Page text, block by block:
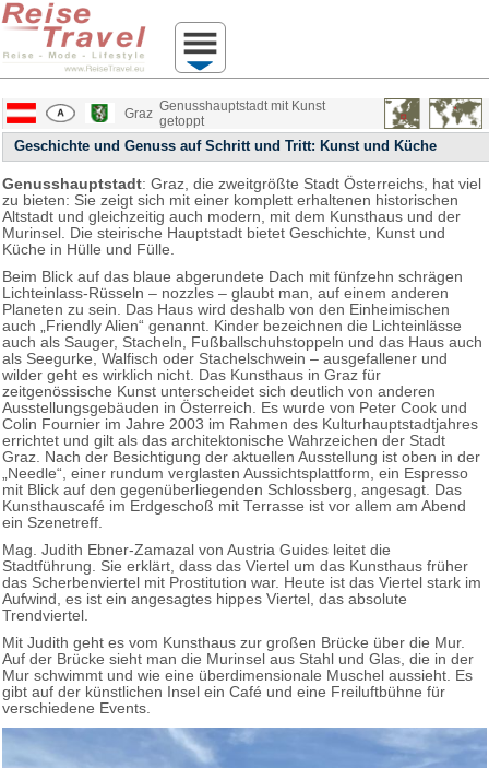
Graz Genusshauptstadt mit Kunst
getoppt
Geschichte und Genuss auf Schritt und Tritt: Kunst und Küche
Genusshauptstadt: Graz, die zweitgrößte Stadt Österreichs, hat viel
zu bieten: Sie zeigt sich mit einer komplett erhaltenen historischen
Altstadt und gleichzeitig auch modern, mit dem Kunsthaus und der
Murinsel. Die steirische Hauptstadt bietet Geschichte, Kunst und
Küche in Hülle und Fülle.
Beim Blick auf das blaue abgerundete Dach mit fünfzehn schrägen
Lichteinlass-Rüsseln – nozzles – glaubt man, auf einem anderen
Planeten zu sein. Das Haus wird deshalb von den Einheimischen
auch „Friendly Alien“ genannt. Kinder bezeichnen die Lichteinlässe
auch als Sauger, Stacheln, Fußballschuhstoppeln und das Haus auch
als Seegurke, Walfisch oder Stachelschwein – ausgefallener und
wilder geht es wirklich nicht. Das Kunsthaus in Graz für
zeitgenössische Kunst unterscheidet sich deutlich von anderen
Ausstellungsgebäuden in Österreich. Es wurde von Peter Cook und
Colin Fournier im Jahre 2003 im Rahmen des Kulturhauptstadtjahres
errichtet und gilt als das architektonische Wahrzeichen der Stadt
Graz. Nach der Besichtigung der aktuellen Ausstellung ist oben in der
„Needle“, einer rundum verglasten Aussichtsplattform, ein Espresso
mit Blick auf den gegenüberliegenden Schlossberg, angesagt. Das
Kunsthauscafé im Erdgeschoß mit Terrasse ist vor allem am Abend
ein Szenetreff.
Mag. Judith Ebner-Zamazal von Austria Guides leitet die
Stadtführung. Sie erklärt, dass das Viertel um das Kunsthaus früher
das Scherbenviertel mit Prostitution war. Heute ist das Viertel stark im
Aufwind, es ist ein angesagtes hippes Viertel, das absolute
Trendviertel.
Mit Judith geht es vom Kunsthaus zur großen Brücke über die Mur.
Auf der Brücke sieht man die Murinsel aus Stahl und Glas, die in der
Mur schwimmt und wie eine überdimensionale Muschel aussieht. Es
gibt auf der künstlichen Insel ein Café und eine Freiluftbühne für
verschiedene Events.